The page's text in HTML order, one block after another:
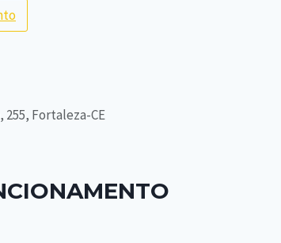
Fortaleza-CE